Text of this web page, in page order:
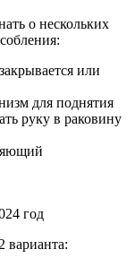
о нескольких
или
для поднятия
руку в раковину
варианта: